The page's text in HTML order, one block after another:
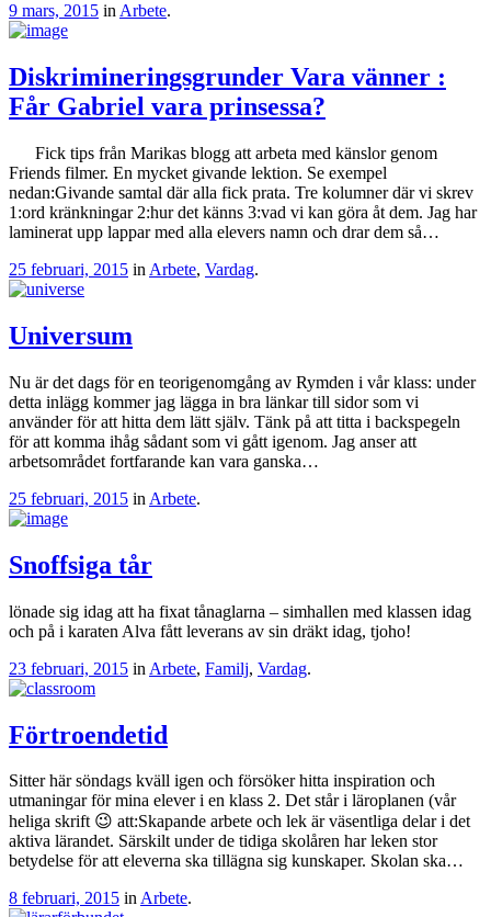
9 mars, 2015 in Arbete.
Diskrimineringsgrunder Vara vänner :
Får Gabriel vara prinsessa?
Fick tips från Marikas blogg att arbeta med känslor genom
Friends filmer. En mycket givande lektion. Se exempel
nedan:Givande samtal där alla fick prata. Tre kolumner där vi skrev
1:ord kränkningar 2:hur det känns 3:vad vi kan göra åt dem. Jag har
laminerat upp lappar med alla elevers namn och drar dem så…
25 februari, 2015 in Arbete, Vardag.
Universum
Nu är det dags för en teorigenomgång av Rymden i vår klass: under
detta inlägg kommer jag lägga in bra länkar till sidor som vi
använder för att hitta dem lätt själv. Tänk på att titta i backspegeln
för att komma ihåg sådant som vi gått igenom. Jag anser att
arbetsområdet fortfarande kan vara ganska…
25 februari, 2015 in Arbete.
Snoffsiga tår
lönade sig idag att ha fixat tånaglarna – simhallen med klassen idag
och på i karaten Alva fått leverans av sin dräkt idag, tjoho!
23 februari, 2015 in Arbete, Familj, Vardag.
Förtroendetid
Sitter här söndags kväll igen och försöker hitta inspiration och
utmaningar för mina elever i en klass 2. Det står i läroplanen (vår
heliga skrift 😉 att:Skapande arbete och lek är väsentliga delar i det
aktiva lärandet. Särskilt under de tidiga skolåren har leken stor
betydelse för att eleverna ska tillägna sig kunskaper. Skolan ska…
8 februari, 2015 inArbete.